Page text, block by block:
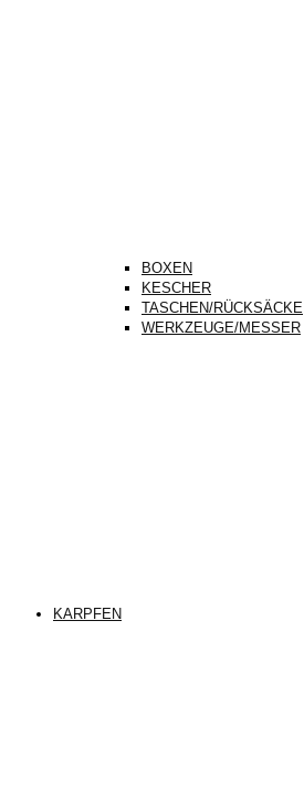
BOXEN
KESCHER
TASCHEN/RÜCKSÄCKE
WERKZEUGE/MESSER
KARPFEN